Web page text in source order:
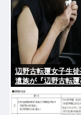
辺野古転覆女子生
遺族が『辺野古転
解明と再発防止を求
設立